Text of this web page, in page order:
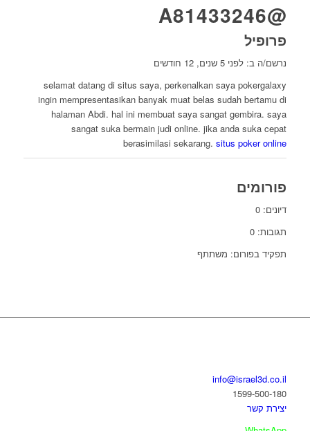
@A81433246
פרופיל
נרשם/ה ב: לפני 5 שנים, 12 חודשים
selamat datang di situs saya, perkenalkan saya pokergalaxy
ingin mempresentasikan banyak muat belas sudah bertamu di
halaman Abdi. hal ini membuat saya sangat gembira. saya
sangat suka bermain judi online. jika anda suka cepat
berasimilasi sekarang.situs poker online
פורומים
דיונים: 0
תגובות: 0
תפקיד בפורום: משתתף
info@israel3d.co.il
1599-500-180
יצירת קשר